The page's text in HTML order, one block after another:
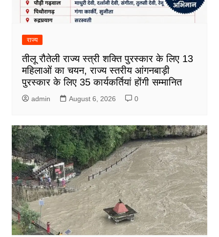
राज्य
तीलू रौतेली राज्य स्त्री शक्ति पुरस्कार के लिए 13
महिलाओं का चयन, राज्य स्तरीय आंगनबाड़ी
पुरस्कार के लिए 35 कार्यकर्तियां होंगी सम्मानित
admin August 6, 2026 0